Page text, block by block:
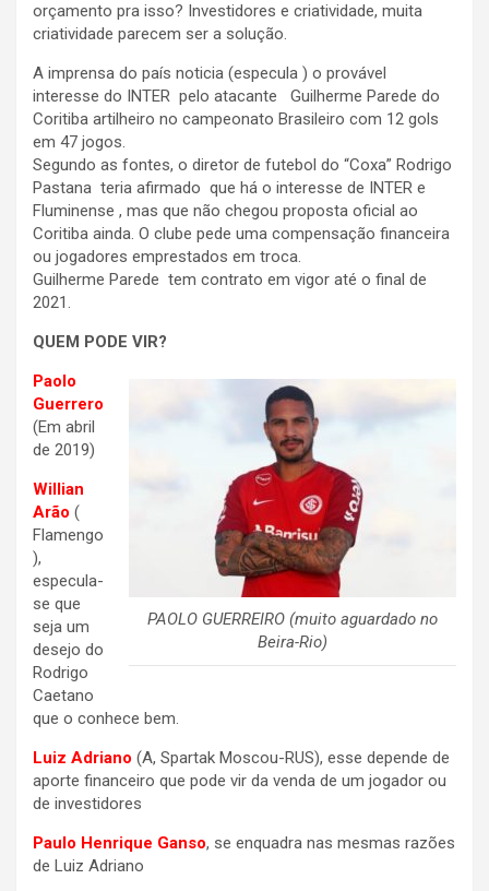
orçamento pra isso? Investidores e criatividade, muita
criatividade parecem ser a solução.
A imprensa do país noticia (especula ) o provável
interesse do INTER pelo atacante Guilherme Parede do
Coritiba artilheiro no campeonato Brasileiro com 12 gols
em 47 jogos.
Segundo as fontes, o diretor de futebol do “Coxa” Rodrigo
Pastana teria afirmado que há o interesse de INTER e
Fluminense , mas que não chegou proposta oficial ao
Coritiba ainda. O clube pede uma compensação financeira
ou jogadores emprestados em troca.
Guilherme Parede tem contrato em vigor até o final de
2021.
QUEM PODE VIR?
PAOLO GUERREIRO (muito aguardado no
Beira-Rio)
Paolo
Guerrero
(Em abril
de 2019)
Willian
Arão (
Flamengo
),
especula-
se que
seja um
desejo do
Rodrigo
Caetano
que o conhece bem.
Luiz Adriano (A, Spartak Moscou-RUS), esse depende de
aporte financeiro que pode vir da venda de um jogador ou
de investidores
Paulo Henrique Ganso, se enquadra nas mesmas razões
de Luiz Adriano